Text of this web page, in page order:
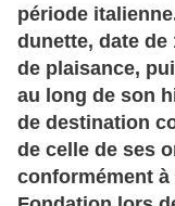
période
dunette, date de
de plaisance,
au long de son
de destination
de celle de ses
conformément